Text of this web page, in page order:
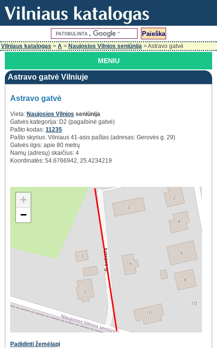
Vilniaus katalogas > A > Naujosios Vilnios seniūnija > Astravo gatvė
MENIU
Astravo gatvė Vilniuje
Astravo gatvė
Vieta: Naujosios Vilnios seniūnija
Gatvės kategorija: D2 (pagalbinė gatvė)
Pašto kodas: 11235
Pašto skyrius: Vilniaus 41-asis paštas (adresas: Gerovės g. 29)
Gatvės ilgis: apie 80 metrų
Namų (adresų) skaičius: 4
Koordinatės: 54.6766942, 25.4234219
+
−
Padidinti žemėlapį